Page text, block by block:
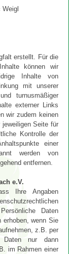
erstellt. Für die
können wir
Inhalte von
mit unserer
turnusmäßiger
externer Links
wir zudem keinen
Seite für
Kontrolle der
einer
werden von
entfernen.
e.V.
Ihre Angaben
Daten
erhoben, wenn Sie
z.B. per
Daten nur dann
im Rahmen einer